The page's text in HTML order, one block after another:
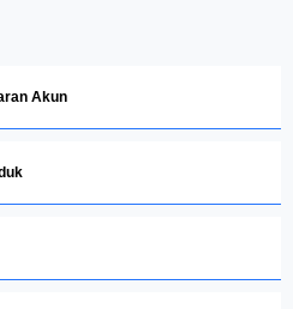
Akun